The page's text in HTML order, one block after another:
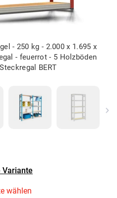
- 250 kg - 2.000 x 1.695 x
- feuerrot - 5 Holzböden
BERT
Variante
wählen